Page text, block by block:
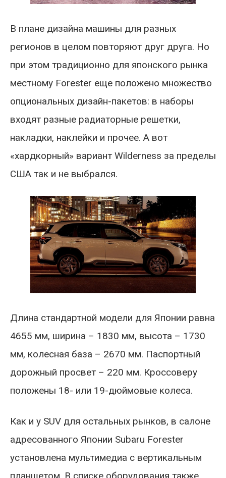
В плане дизайна машины для разных
регионов в целом повторяют друг друга. Но
при этом традиционно для японского рынка
местному Forester еще положено множество
опциональных дизайн-пакетов: в наборы
входят разные радиаторные решетки,
накладки, наклейки и прочее. А вот
«хардкорный» вариант Wilderness за пределы
США так и не выбрался.
Длина стандартной модели для Японии равна
4655 мм, ширина – 1830 мм, высота – 1730
мм, колесная база – 2670 мм. Паспортный
дорожный просвет – 220 мм. Кроссоверу
положены 18- или 19-дюймовые колеса.
Как и у SUV для остальных рынков, в салоне
адресованного Японии Subaru Forester
установлена мультимедиа с вертикальным
планшетом. В списке оборудования также